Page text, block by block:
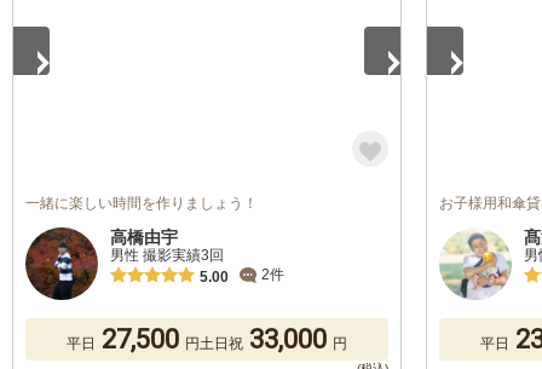
一緒に楽しい時間を作りましょう！
高橋由宇
男性 撮影実績3回
5.00
2件
平日 27,500 円土日祝 33,000 円
お子様用和傘
平日